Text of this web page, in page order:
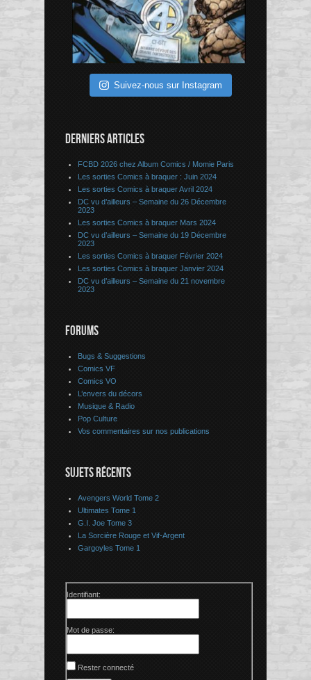
Suivez-nous sur Instagram
DERNIERS ARTICLES
FCBD 2026 chez Album Comics / Momie Paris
Les sorties Comics à braquer : Juin 2024
Les sorties Comics à braquer Avril 2024
DC vu d’ailleurs – Semaine du 26 Décembre
2023
Les sorties Comics à braquer Mars 2024
DC vu d’ailleurs – Semaine du 19 Décembre
2023
Les sorties Comics à braquer Février 2024
Les sorties Comics à braquer Janvier 2024
DC vu d’ailleurs – Semaine du 21 novembre
2023
FORUMS
Bugs & Suggestions
Comics VF
Comics VO
L’envers du décors
Musique & Radio
Pop Culture
Vos commentaires sur nos publications
SUJETS RÉCENTS
Avengers World Tome 2
Ultimates Tome 1
G.I. Joe Tome 3
La Sorcière Rouge et Vif-Argent
Gargoyles Tome 1
Identifiant:
Mot de passe:
Rester connecté